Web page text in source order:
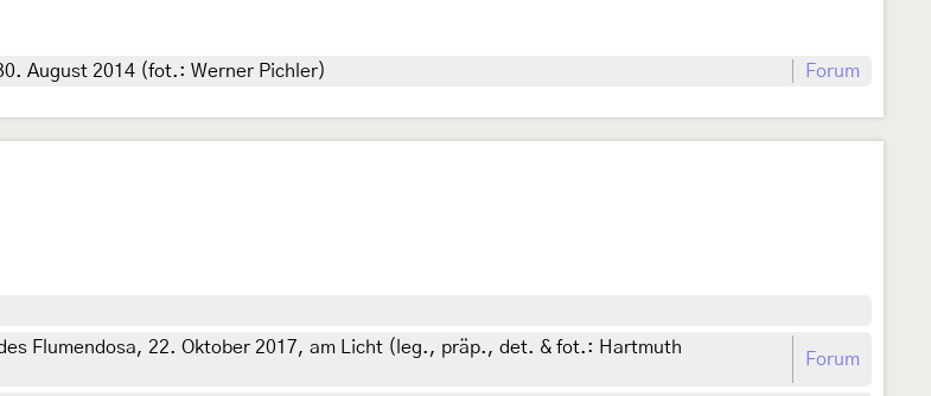
August 2014 (fot.: Werner Pichler) Forum
Flumendosa, 22. Oktober 2017, am Licht (leg., präp., det. & fot.: Hartmuth
Forum